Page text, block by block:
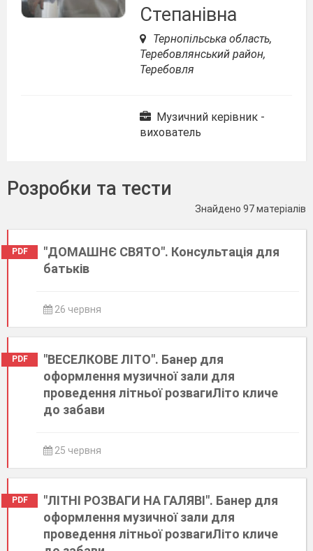
Степанівна
Тернопільська область,
Теребовлянський район,
Теребовля
Музичний керівник -
вихователь
Розробки та тести
Знайдено 97 матеріалів
PDF
"ДОМАШНЄ СВЯТО". Консультація для
батьків
26 червня
PDF
"ВЕСЕЛКОВЕ ЛІТО". Банер для
оформлення музичної зали для
проведення літньої розвагиЛіто кличе
до забави
25 червня
PDF
"ЛІТНІ РОЗВАГИ НА ГАЛЯВІ". Банер для
оформлення музичної зали для
проведення літньої розвагиЛіто кличе